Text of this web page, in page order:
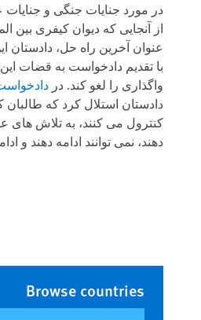
در مورد جنایات جنگی و جنایات
از آنجایی که دیوان کیفری بین
عنوان آخرین راه حل، دادستان
با تقدیم دادخواست به قضات
واگذاری را لغو کند. در
دادستان استلال کرد که طالبان
کنترول می کنند، به تلاش های
دهند، نمی توانند ادامه دهند و
Browse countries